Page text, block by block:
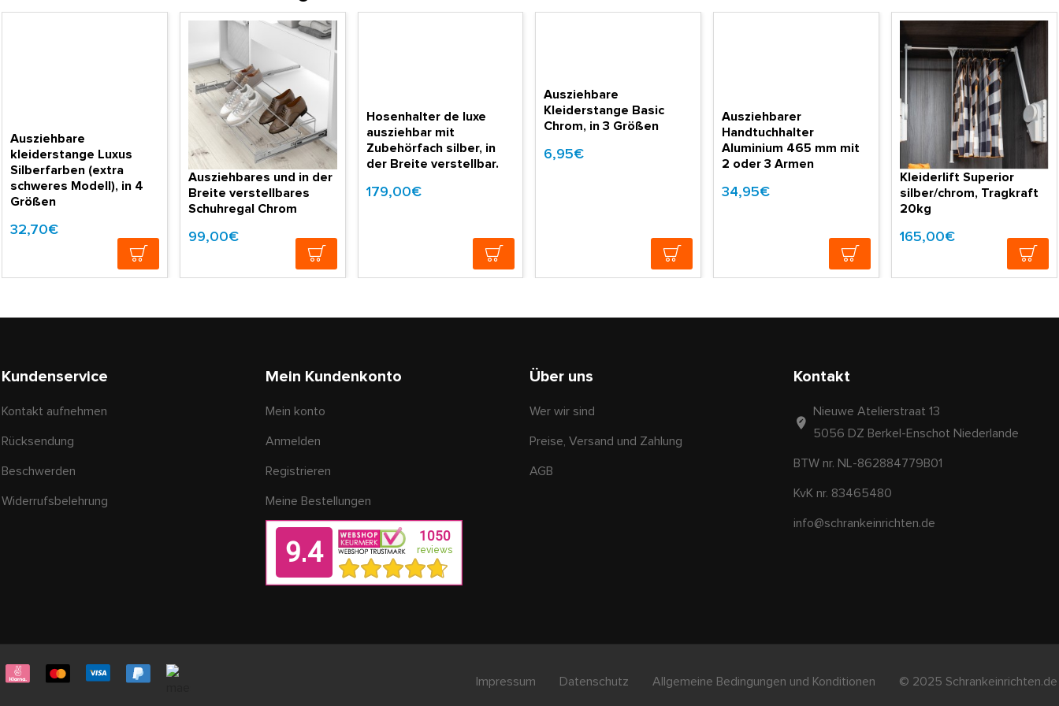
Ausziehbare
kleiderstange Luxus
Silberfarben (extra
schweres Modell), in 4
Größen
32,70€
Ausziehbares und in der
Breite verstellbares
Schuhregal Chrom
99,00€
Hosenhalter de luxe
ausziehbar mit
Zubehörfach silber, in
der Breite verstellbar.
179,00€
Ausziehbare
Kleiderstange Basic
Chrom, in 3 Größen
6,95€
Ausziehbarer
Handtuchhalter
Aluminium 465 mm mit
2 oder 3 Armen
34,95€
Kleiderlift Superior
silber/chrom, Tragkraft
20kg
165,00€
Kundenservice
Kontakt aufnehmen
Rücksendung
Beschwerden
Widerrufsbelehrung
Mein Kundenkonto
Mein konto
Anmelden
Registrieren
Meine Bestellungen
Über uns
Wer wir sind
Preise, Versand und Zahlung
AGB
Kontakt
Nieuwe Atelierstraat 13
5056 DZ Berkel-Enschot Niederlande
BTW nr. NL-862884779B01
KvK nr. 83465480
info@schrankeinrichten.de
Impressum Datenschutz Allgemeine Bedingungen und Konditionen © 2025 Schrankeinrichten.de